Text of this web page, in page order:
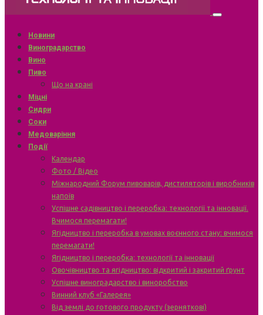
Новини
Виноградарство
Вино
Пиво
Що на крані
Міцні
Сидри
Соки
Медоваріння
Події
Календар
Фото / Відео
Міжнародний Форум пивоварів, дистиляторів і виробників
напоїв
Успішне садівництво і переробка: технології та інновації.
Вчимося перемагати!
Ягідництво і переробка в умовах воєнного стану: вчимося
перемагати!
Ягідництво і переробка: технології та інновації
Овочівництво та ягідництво: відкритий і закритий ґрунт
Успішне виноградарство і виноробство
Винний клуб «Галерея»
Від землі до готового продукту (зерняткові)